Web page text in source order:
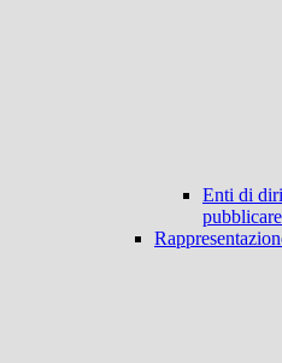
Enti di